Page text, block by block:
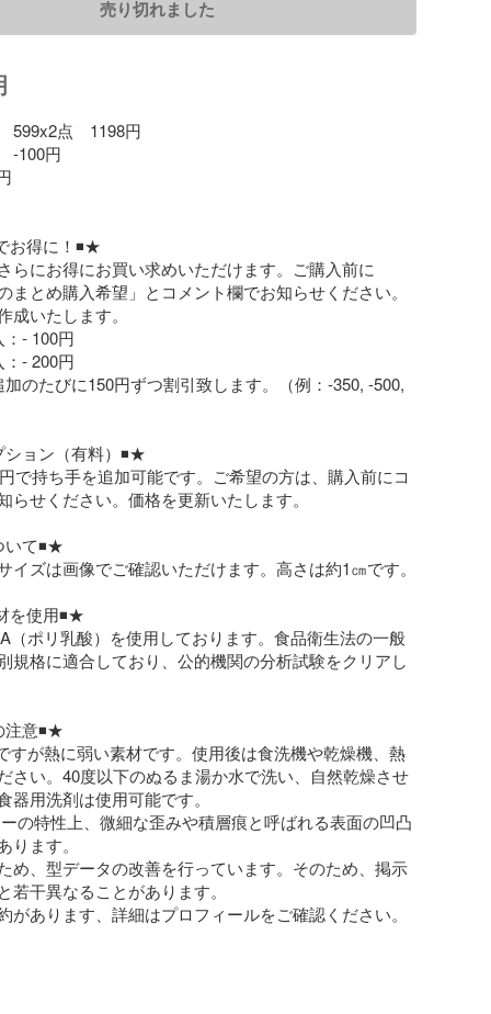
売り切れました
599x2点　1198円
-100円
お得に！◾️★
らにお得にお買い求めいただけます。ご購入前に
まとめ購入希望」とコメント欄でお知らせください。
成いたします。
：- 100円
：- 200円
加のたびに150円ずつ割引致します。（例：-350, -500,
ョン（有料）◾️★
で持ち手を追加可能です。ご希望の方は、購入前にコ
らせください。価格を更新いたします。
いて◾️★
イズは画像でご確認いただけます。高さは約1㎝です。
を使用◾️★
（ポリ乳酸）を使用しております。食品衛生法の一般
規格に適合しており、公的機関の分析試験をクリアし
注意◾️★
すが熱に弱い素材です。使用後は食洗機や乾燥機、熱
さい。40度以下のぬるま湯か水で洗い、自然乾燥させ
器用洗剤は使用可能です。
ーの特性上、微細な歪みや積層痕と呼ばれる表面の凹凸
ります。
め、型データの改善を行っています。そのため、掲示
若干異なることがあります。
があります、詳細はプロフィールをご確認ください。